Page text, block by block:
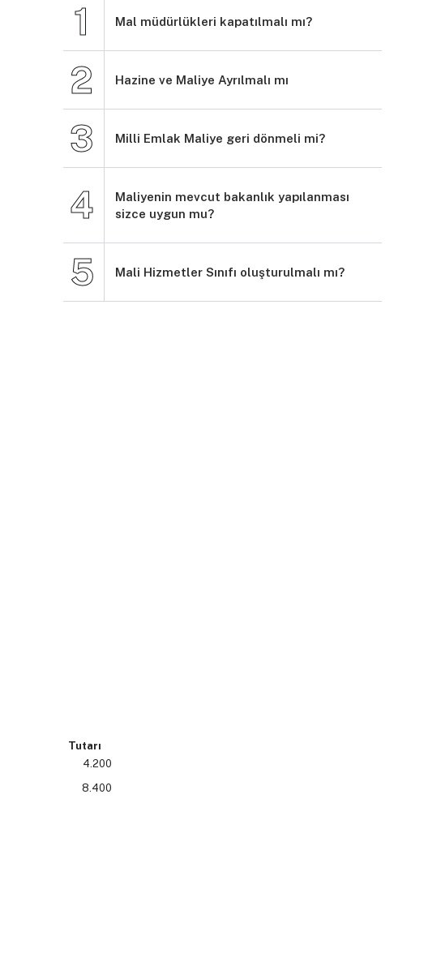
Tutarı
4.200
8.400
Mal müdürlükleri kapatılmalı mı?
Hazine ve Maliye Ayrılmalı mı
Milli Emlak Maliye geri dönmeli mi?
Maliyenin mevcut bakanlık yapılanması
sizce uygun mu?
Mali Hizmetler Sınıfı oluşturulmalı mı?